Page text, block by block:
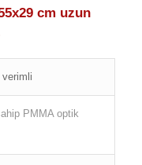
cm uzun
PMMA optik